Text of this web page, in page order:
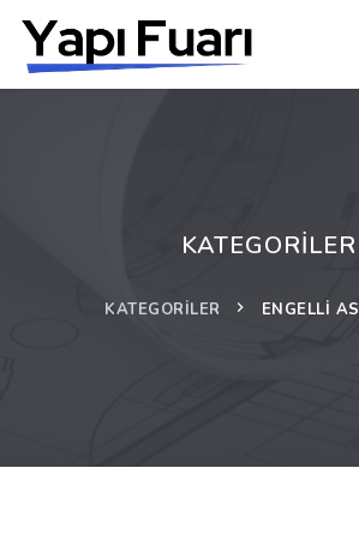
KATEGORILER
KATEGORILER ENGELLI